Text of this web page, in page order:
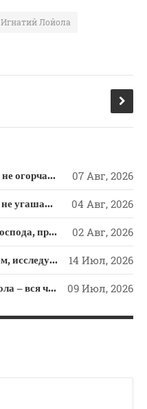
Игнатий Лойола
РАЗМЫШЛЕНИЯ: Дух Святой не огорчайте и не оскорбляйте! 07 Авг, 2026
РАЗМЫШЛЕНИЕ: Дух Святой не угашайте! 04 Авг, 2026
СЛОВО из СЛОВА – «Ищите Господа, призывайте Его» (Исаии 55) 02 Авг, 2026
СЛОВО из СЛОВА – «Испытаем, исследуем пути свои и обратимся к Господу» 14 Июл, 2026
РАЗМЫШЛЕНИЯ: «Божья школа – вся человеческая жизнь» 09 Июл, 2026